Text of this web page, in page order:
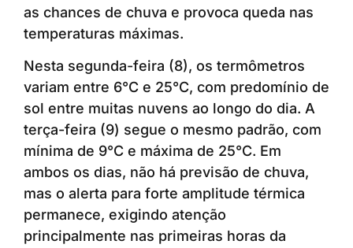
as chances de chuva e provoca queda nas
temperaturas máximas.
Nesta segunda-feira (8), os termômetros
variam entre 6°C e 25°C, com predomínio de
sol entre muitas nuvens ao longo do dia. A
terça-feira (9) segue o mesmo padrão, com
mínima de 9°C e máxima de 25°C. Em
ambos os dias, não há previsão de chuva,
mas o alerta para forte amplitude térmica
permanece, exigindo atenção
principalmente nas primeiras horas da